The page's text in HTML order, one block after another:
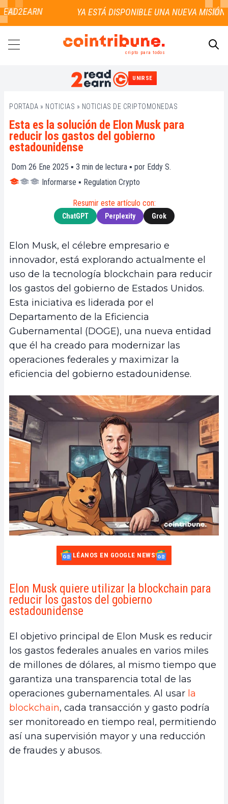
cripto para todos
UNIRSE
PORTADA » NOTICIAS » NOTICIAS DE CRIPTOMONEDAS
Esta es la solución de Elon Musk para
reducir los gastos del gobierno
estadounidense
Dom 26 Ene 2025 ▪ 3 min de lectura ▪ por Eddy S.
Informarse ▪ Regulation Crypto
Resumir este artículo con:
ChatGPT Perplexity Grok
Elon Musk, el célebre empresario e
innovador, está explorando actualmente el
uso de la tecnología blockchain para reducir
los gastos del gobierno de Estados Unidos.
Esta iniciativa es liderada por el
Departamento de la Eficiencia
Gubernamental (DOGE), una nueva entidad
que él ha creado para modernizar las
operaciones federales y maximizar la
eficiencia del gobierno estadounidense.
LÉANOS EN GOOGLE NEWS
Elon Musk quiere utilizar la blockchain para
reducir los gastos del gobierno
estadounidense
El objetivo principal de Elon Musk es reducir
los gastos federales anuales en varios miles
de millones de dólares, al mismo tiempo que
garantiza una transparencia total de las
operaciones gubernamentales. Al usar la
blockchain, cada transacción y gasto podría
ser monitoreado en tiempo real, permitiendo
así una supervisión mayor y una reducción
de fraudes y abusos.